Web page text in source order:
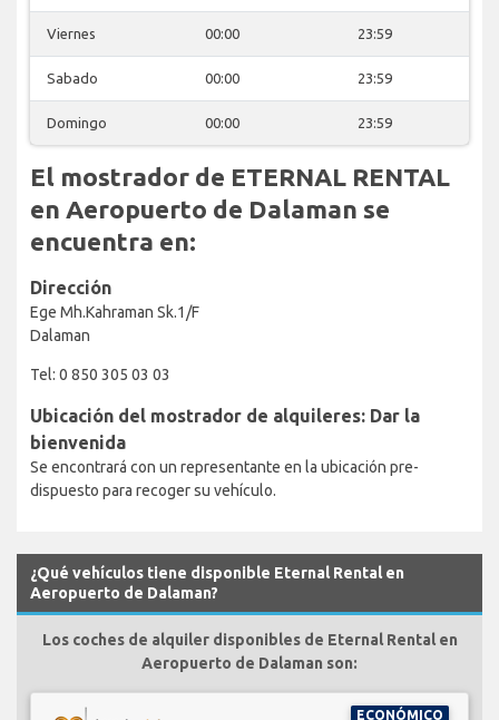
Viernes 00:00 23:59
Sabado 00:00 23:59
Domingo 00:00 23:59
El mostrador de ETERNAL RENTAL
en Aeropuerto de Dalaman se
encuentra en:
Dirección
Ege Mh.Kahraman Sk.1/F
Dalaman
Tel: 0 850 305 03 03
Ubicación del mostrador de alquileres: Dar la
bienvenida
Se encontrará con un representante en la ubicación pre-
dispuesto para recoger su vehículo.
¿Qué vehículos tiene disponible Eternal Rental en
Aeropuerto de Dalaman?
Los coches de alquiler disponibles de Eternal Rental en
Aeropuerto de Dalaman son:
ECONÓMICO